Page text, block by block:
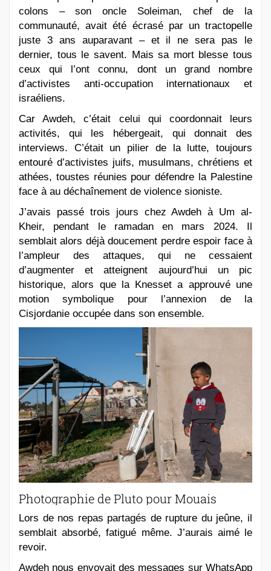
colons – son oncle Soleiman, chef de la
communauté, avait été écrasé par un tractopelle
juste 3 ans auparavant – et il ne sera pas le
dernier, tous le savent. Mais sa mort blesse tous
ceux qui l’ont connu, dont un grand nombre
d’activistes anti-occupation internationaux et
israéliens.
Car Awdeh, c’était celui qui coordonnait leurs
activités, qui les hébergeait, qui donnait des
interviews. C’était un pilier de la lutte, toujours
entouré d’activistes juifs, musulmans, chrétiens et
athées, toustes réunies pour défendre la Palestine
face à au déchaînement de violence sioniste.
J’avais passé trois jours chez Awdeh à Um al-
Kheir, pendant le ramadan en mars 2024. Il
semblait alors déjà doucement perdre espoir face à
l’ampleur des attaques, qui ne cessaient
d’augmenter et atteignent aujourd’hui un pic
historique, alors que la Knesset a approuvé une
motion symbolique pour l’annexion de la
Cisjordanie occupée dans son ensemble.
Photographie de Pluto pour Mouais
Lors de nos repas partagés de rupture du jeûne, il
semblait absorbé, fatigué même. J’aurais aimé le
revoir.
Awdeh nous envoyait des messages sur WhatsApp